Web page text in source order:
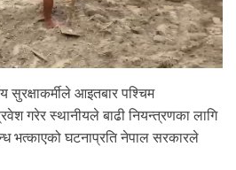
सुरक्षाकर्मीले आइतबार पश्चिम
गरेर स्थानीयले बाढी नियन्त्रणका लागि
भत्काएको घटनाप्रति नेपाल सरकारले